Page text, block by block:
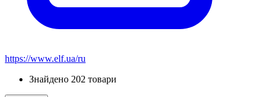
https://www.elf.ua/ru
Знайдено 202 товари